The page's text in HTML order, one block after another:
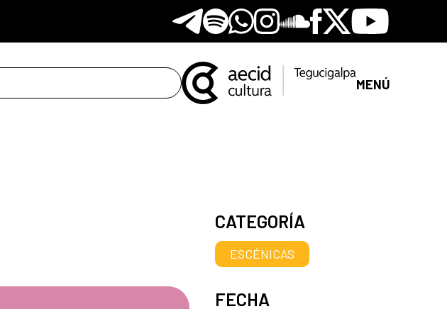
Telegram
SpotifyWhatsapp
Instagram
Soundclore
Facebook
X Youtube
MENÚ
CATEGORÍA
ESCÉNICAS
FECHA